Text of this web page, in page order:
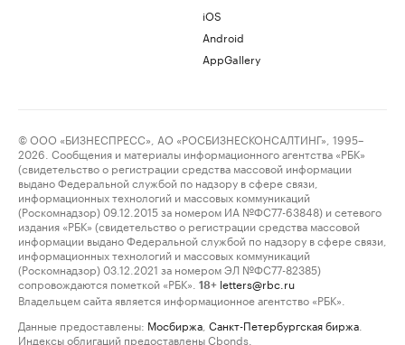
iOS
Android
AppGallery
© ООО «БИЗНЕСПРЕСС», АО «РОСБИЗНЕСКОНСАЛТИНГ», 1995–
2026. Сообщения и материалы информационного агентства «РБК»
(свидетельство о регистрации средства массовой информации
выдано Федеральной службой по надзору в сфере связи,
информационных технологий и массовых коммуникаций
(Роскомнадзор) 09.12.2015 за номером ИА №ФС77-63848) и сетевого
издания «РБК» (свидетельство о регистрации средства массовой
информации выдано Федеральной службой по надзору в сфере связи,
информационных технологий и массовых коммуникаций
(Роскомнадзор) 03.12.2021 за номером ЭЛ №ФС77-82385)
сопровождаются пометкой «РБК».
18+ letters@rbc.ru
Владельцем сайта является информационное агентство «РБК».
Данные предоставлены: Мосбиржа Санкт-Петербургская биржа
Индексы облигаций предоставлены Cbonds.